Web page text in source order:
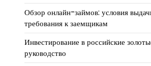
Обзор онлайн-займов: условия
требования к заемщикам
Инвестирование в российские
руководство